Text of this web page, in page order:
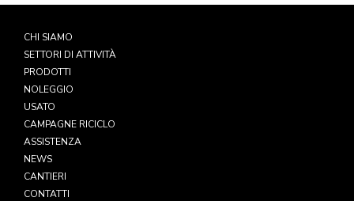
CHI SIAMO
SETTORI DI ATTIVITÀ
PRODOTTI
NOLEGGIO
USATO
CAMPAGNE RICICLO
ASSISTENZA
NEWS
CANTIERI
CONTATTI